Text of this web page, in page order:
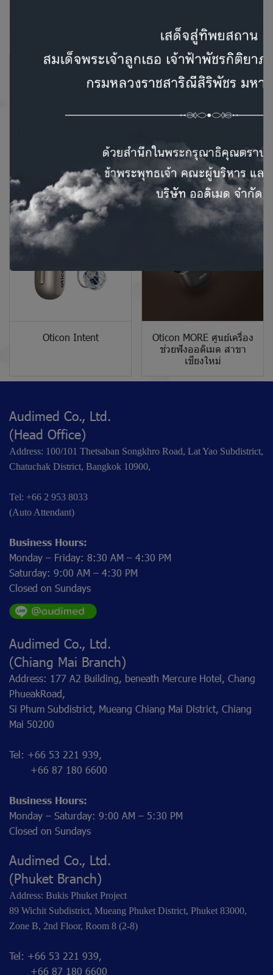
Naida CI M
Naida CI Q30
Oticon Intent
Oticon MORE ศูนย์เครื่อง
ช่วยฟังออดิเมด สาขา
เชียงใหม่
Audimed Co., Ltd.
(Head Office)
Address: 100/101 Thetsaban Songkhro Road, Lat Yao Subdistrict,
Chatuchak District, Bangkok 10900,
Tel: +66 2 953 8033
(Auto Attendant)
Business Hours:
Monday – Friday: 8:30 AM – 4:30 PM
Saturday: 9:00 AM – 4:30 PM
Closed on Sundays
Audimed Co., Ltd.
(Chiang Mai Branch)
Address: 177 A2 Building, beneath Mercure Hotel, Chang
PhueakRoad,
Si Phum Subdistrict, Mueang Chiang Mai District, Chiang
Mai 50200
Tel: +66 53 221 939,
+66 87 180 6600
Business Hours:
Monday – Saturday: 9:00 AM – 5:30 PM
Closed on Sundays
Audimed Co., Ltd.
(Phuket Branch)
Address: Bukis Phuket Project
89 Wichit Subdistrict, Mueang Phuket District, Phuket 83000,
Zone B, 2nd Floor, Room 8 (2-8)
Tel: +66 53 221 939,
+66 87 180 6600